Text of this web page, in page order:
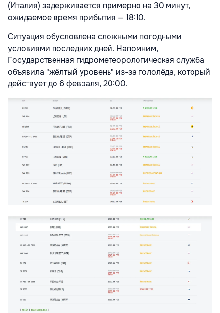
(Италия) задерживается примерно на 30 минут,
ожидаемое время прибытия — 18:10.
Ситуация обусловлена сложными погодными
условиями последних дней. Напомним,
Государственная гидрометеорологическая служба
объявила "жёлтый уровень" из-за гололёда, который
действует до 6 февраля, 20:00.